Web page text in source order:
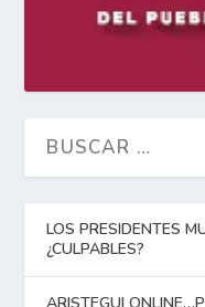
LOS PRESIDENTES
¿CULPABLES?